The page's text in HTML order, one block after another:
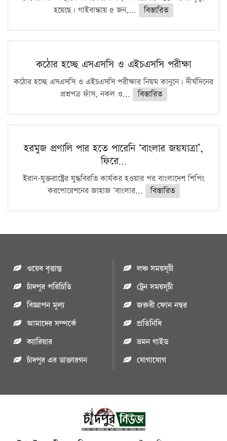
হয়েছে। গাইবান্ধায় ৫ জন,...
বিস্তারিত
কঠোর হচ্ছে এসএসসি ও এইচএসসি পরীক্ষা
কঠোর হচ্ছে এসএসসি ও এইচএসসি পরীক্ষার নিয়ম কানুনে। দীর্ঘদিনের
প্রশ্নপত্র ফাঁস, নকল ও...
বিস্তারিত
হরমুজ প্রণালি পার হতে পারেনি ‘বাংলার জয়যাত্রা’,
ফিরে…
ইরান-যুক্তরাষ্ট্রের যুদ্ধবিরতি কার্যকর হওয়ার পর বাংলাদেশ শিপিং
করপোরেশনের জাহাজ ‘বাংলার...
বিস্তারিত
ওয়েব বৃত্তান্ত
চাঁদপুর পরিচিতি
বিজ্ঞাপন মুল্য
আমাদের সম্পর্কে
ক্যারিয়ার
চাঁদপুর এর ডাক্তারগন
লঞ্চ সময়সূচী
ট্রেন সময়সূচী
জরুরী ফোন নম্বর
প্রতিনিধি
ভ্রমন গাইড
যোগাযোগ